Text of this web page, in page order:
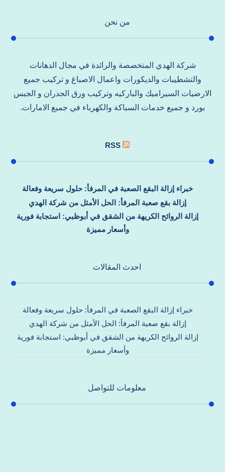
من نحن
شركة الهدي المتخصصة والرائدة في مجال الدهانات
والتشطيبات والديكورات واعمال الاصباغ و تركيب جميع
الارضيات السيراميك والباركيه وتركيب ورق الجدران و الجبس
بورد و جميع خدمات السباكة والكهرباء في جميع الامارات.
RSS
خبراء إزالة البقع الصعبة في المرفأ: حلول سريعة وفعالة
إزالة بقع صعبة المرفأ: الحل الأمثل من شركة الهدي
إزالة الروائح الكريهة من الشقق في أبوظبي: استجابة فورية
وأسعار مميزة
احدث المقالات
خبراء إزالة البقع الصعبة في المرفأ: حلول سريعة وفعالة
إزالة بقع صعبة المرفأ: الحل الأمثل من شركة الهدي
إزالة الروائح الكريهة من الشقق في أبوظبي: استجابة فورية
وأسعار مميزة
معلومات للتواصل